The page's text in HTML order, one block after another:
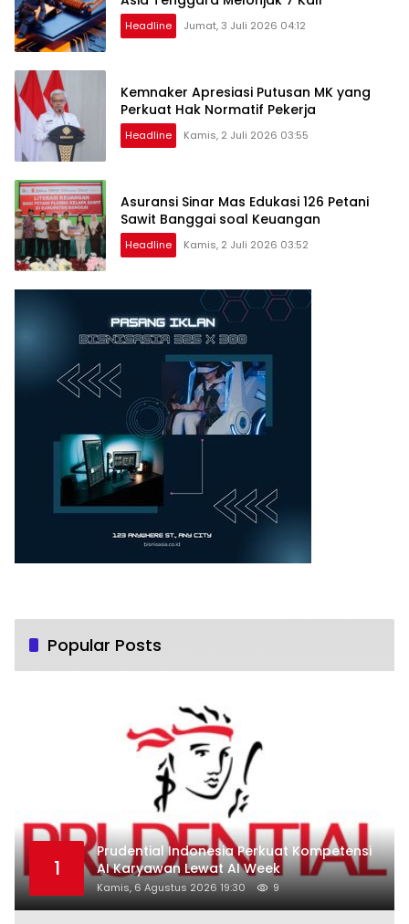
Headline Jumat, 3 Juli 2026 04:12
Kemnaker Apresiasi Putusan MK yang
Perkuat Hak Normatif Pekerja
Headline Kamis, 2 Juli 2026 03:55
Asuransi Sinar Mas Edukasi 126 Petani
Sawit Banggai soal Keuangan
Headline Kamis, 2 Juli 2026 03:52
Popular Posts
1
Prudential Indonesia Perkuat Kompetensi
AI Karyawan Lewat AI Week
Kamis, 6 Agustus 2026 19:30 9